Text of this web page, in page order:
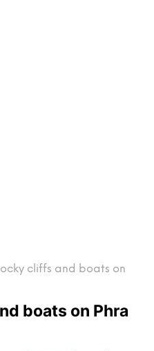
cliffs and boats on
boats on Phra